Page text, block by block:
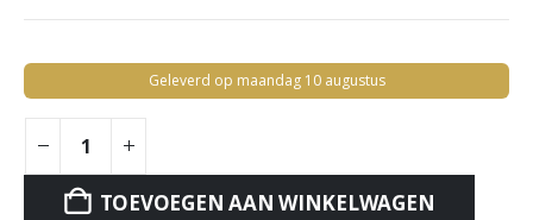
Geleverd op maandag 10 augustus
TOEVOEGEN AAN WINKELWAGEN